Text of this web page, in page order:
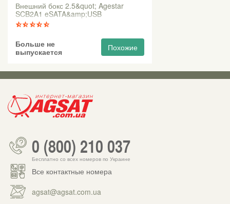
Внешний бокс 2.5&quot; Agestar
SCB2A1 eSATA&amp;USB
Больше не
выпускается
Похожие
0 (800) 210 037
Бесплатно со всех номеров по Украине
Все контактные номера
agsat@agsat.com.ua